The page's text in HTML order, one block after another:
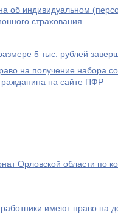
об индивидуальном
страхования
5 тыс. рублей
на получение набора
на сайте ПФР
Орловской области по
работники имеют право на